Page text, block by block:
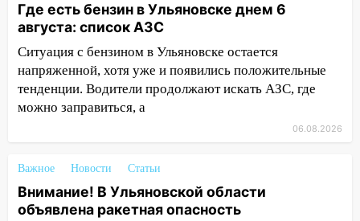
17:05 «Обыск» по видеосвязи: в
Ульяновске задержали 19-летнюю
сообщницу мошенников
16:12 Едва не перерезал горло: в
Вешкайме посиделки с судимым
знакомым закончились для женщины
16:06
18-летняя девушка без прав
перевернулась на мопеде и попала в
больницу
Где есть бензин в Ульяновске днем 6
августа: список АЗС
Ситуация с бензином в Ульяновске остается
напряженной, хотя уже и появились положительные
тенденции. Водители продолжают искать АЗС, где
можно заправиться, а
06.08.2026
Важное Новости Статьи
Внимание! В Ульяновской области
объявлена ракетная опасность